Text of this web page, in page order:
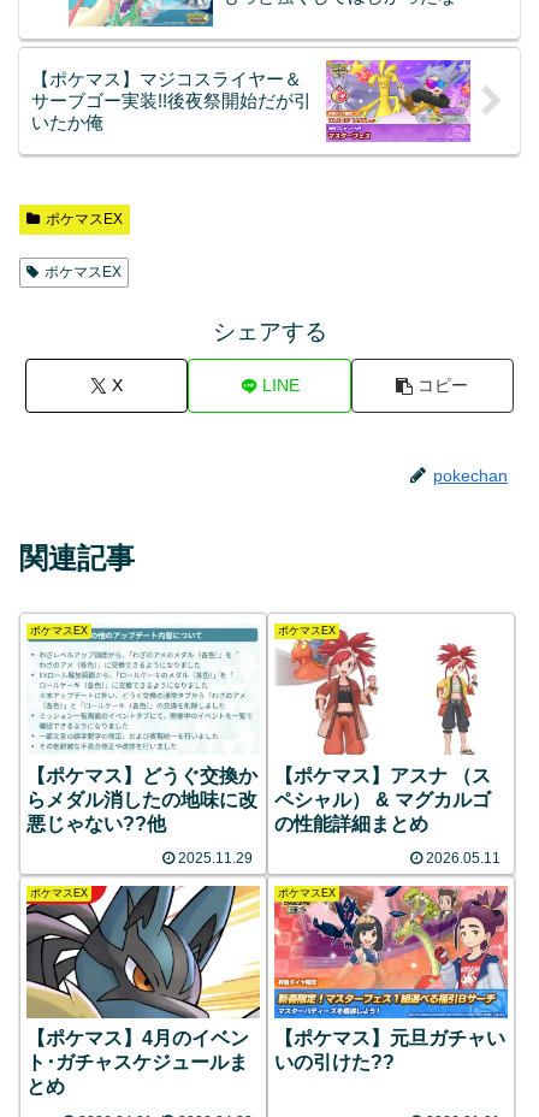
【ポケマス】マジコスライヤー＆
サーブゴー実装!!後夜祭開始だが引
いたか俺
ポケマスEX
ポケマスEX
シェアする
X LINE コピー
pokechan
関連記事
ポケマスEX
【ポケマス】どうぐ交換か
らメダル消したの地味に改
悪じゃない??他
2025.11.29
ポケマスEX
【ポケマス】アスナ （ス
ペシャル） & マグカルゴ
の性能詳細まとめ
2026.05.11
ポケマスEX
【ポケマス】4月のイベン
ト･ガチャスケジュールま
とめ
ポケマスEX
【ポケマス】元旦ガチャい
いの引けた??